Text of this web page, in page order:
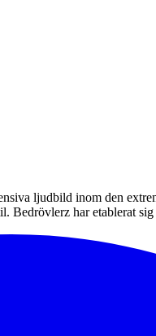
ljudbild inom den
Bedrövlerz har etablerat